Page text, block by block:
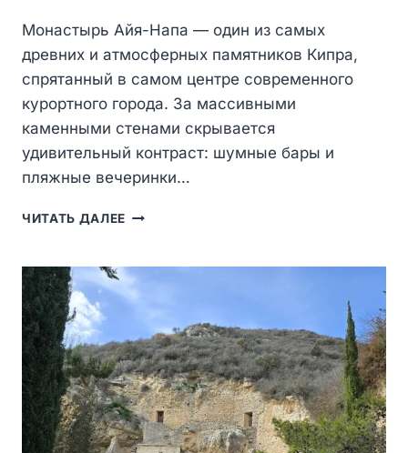
Монастырь Айя-Напа — один из самых
древних и атмосферных памятников Кипра,
спрятанный в самом центре современного
курортного города. За массивными
каменными стенами скрывается
удивительный контраст: шумные бары и
пляжные вечеринки…
ЧИТАТЬ ДАЛЕЕ МОНАСТЫРЬ
—
ЛЕГЕНДА,
ГОРОДУ